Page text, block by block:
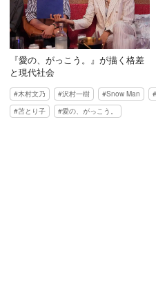
『愛の、がっこう。』が描く格差
と現代社会
木村文乃 沢村一樹 Snow Man
苫とり子
愛の、がっこう。